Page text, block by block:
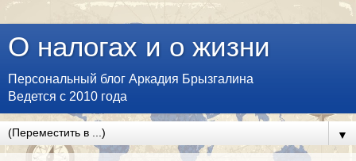
О налогах и о жизни
Персональный блог Аркадия Брызгалина
Ведется с 2010 года
▼